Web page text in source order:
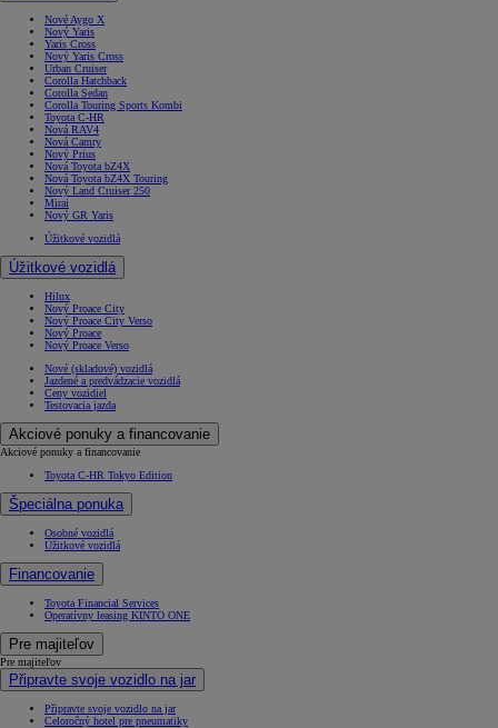
Nové Aygo X
Nový Yaris
Yaris Cross
Nový Yaris Cross
Urban Cruiser
Corolla Hatchback
Corolla Sedan
Corolla Touring Sports Kombi
Toyota C-HR
Nová RAV4
Nová Camry
Nový Prius
Nová Toyota bZ4X
Nová Toyota bZ4X Touring
Nový Land Cruiser 250
Mirai
Nový GR Yaris
Úžitkové vozidlá
Úžitkové vozidlá
Hilux
Nový Proace City
Nový Proace City Verso
Nový Proace
Nový Proace Verso
Nové (skladové) vozidlá
Jazdené a predvádzacie vozidlá
Ceny vozidiel
Testovacia jazda
Akciové ponuky a financovanie
Akciové ponuky a financovanie
Toyota C-HR Tokyo Edition
Špeciálna ponuka
Osobné vozidlá
Úžitkové vozidlá
Financovanie
Toyota Financial Services
Operatívny leasing KINTO ONE
Pre majiteľov
Pre majiteľov
Připravte svoje vozidlo na jar
Připravte svoje vozidlo na jar
Celoročný hotel pre pneumatiky